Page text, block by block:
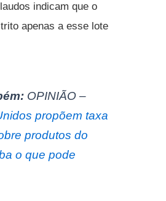
indicam que o
apenas a esse lote
OPINIÃO –
propõem taxa
produtos do
o que pode